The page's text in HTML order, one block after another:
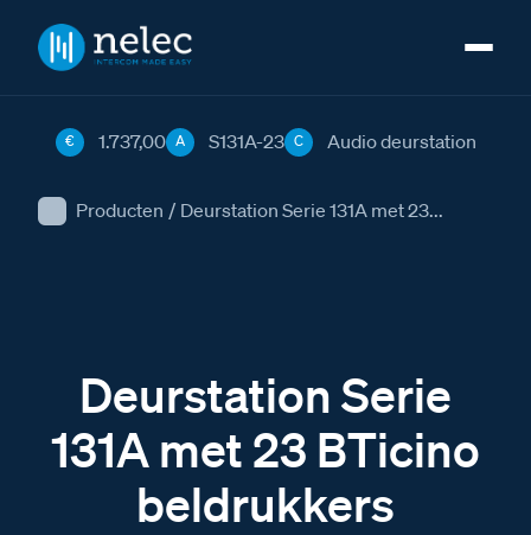
Producten / Deurstation Serie 131A met 23...
€ 1.737,00 A S131A-23 C Audio deurstation
Deurstation Serie
131A met 23 BTicino
beldrukkers